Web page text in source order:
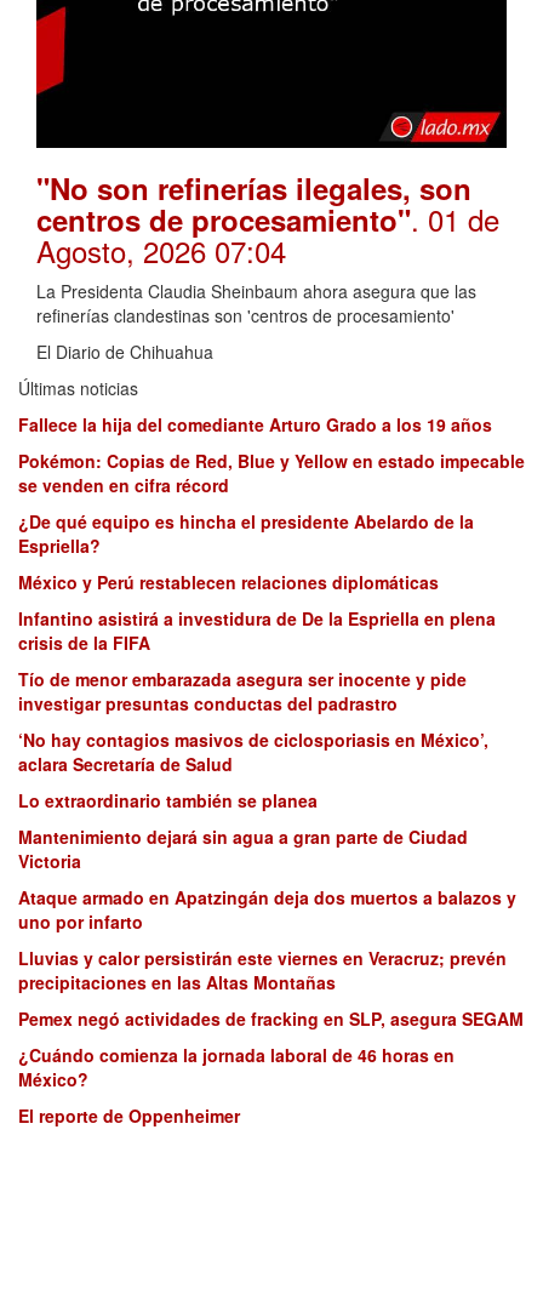
"No son refinerías ilegales, son
centros de procesamiento". 01 de
Agosto, 2026 07:04
La Presidenta Claudia Sheinbaum ahora asegura que las
refinerías clandestinas son 'centros de procesamiento'
El Diario de Chihuahua
Últimas noticias
Fallece la hija del comediante Arturo Grado a los 19 años
Pokémon: Copias de Red, Blue y Yellow en estado impecable
se venden en cifra récord
¿De qué equipo es hincha el presidente Abelardo de la
Espriella?
México y Perú restablecen relaciones diplomáticas
Infantino asistirá a investidura de De la Espriella en plena
crisis de la FIFA
Tío de menor embarazada asegura ser inocente y pide
investigar presuntas conductas del padrastro
‘No hay contagios masivos de ciclosporiasis en México’,
aclara Secretaría de Salud
Lo extraordinario también se planea
Mantenimiento dejará sin agua a gran parte de Ciudad
Victoria
Ataque armado en Apatzingán deja dos muertos a balazos y
uno por infarto
Lluvias y calor persistirán este viernes en Veracruz; prevén
precipitaciones en las Altas Montañas
Pemex negó actividades de fracking en SLP, asegura SEGAM
¿Cuándo comienza la jornada laboral de 46 horas en
México?
El reporte de Oppenheimer